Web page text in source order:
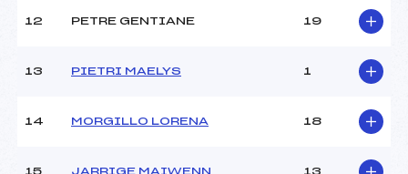
Traceur :
LE DANTEC (DA)
GUERRE (DA)
Ouvreurs C :
Ouvreurs E :
12 PETRE GENTIANE 19
13 PIETRI MAELYS 1
14 MORGILLO LORENA 18
15 JARRIGE MAIWENN 13